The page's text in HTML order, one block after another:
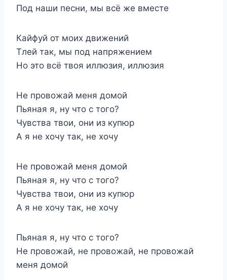
Под наши песни, мы всё же вместе
Кайфуй от моих движений
Тлей так, мы под напряжением
Но это всё твоя иллюзия, иллюзия
Не провожай меня домой
Пьяная я, ну что с того?
Чувства твои, они из купюр
А я не хочу так, не хочу
Не провожай меня домой
Пьяная я, ну что с того?
Чувства твои, они из купюр
А я не хочу так, не хочу
Пьяная я, ну что с того?
Не провожай, не провожай, не провожай
меня домой